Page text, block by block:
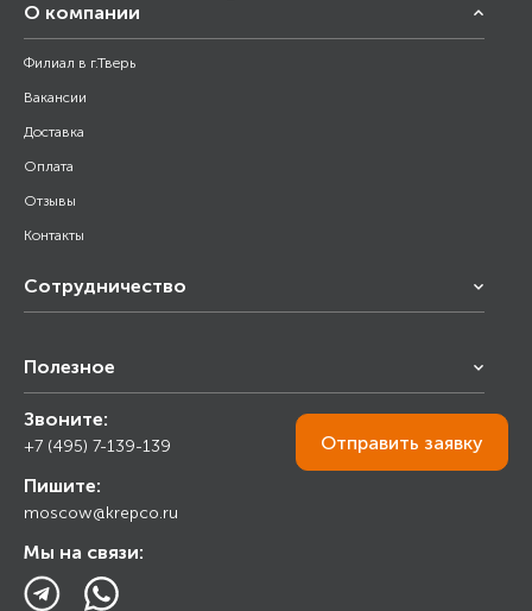
О компании
Филиал в г.Тверь
Вакансии
Доставка
Оплата
Отзывы
Контакты
Сотрудничество
Снабжение строительства
Торговым организациям
Полезное
Калькулятор
Прайс лист
Ответы на вопросы
Блог
Звоните:
+7 (495) 7-139-139
Пишите:
moscow@krepco.ru
Мы на связи:
Отправить заявку